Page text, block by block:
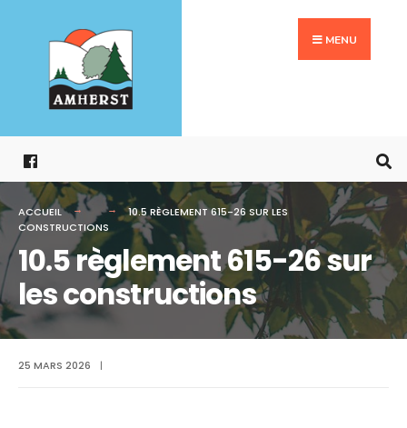
contenu
MENU
ACCUEIL
10.5 RÈGLEMENT 615-26 SUR LES
CONSTRUCTIONS
10.5 règlement 615-26 sur
les constructions
25 MARS 2026 |
for: